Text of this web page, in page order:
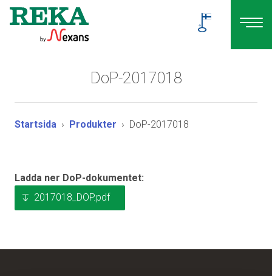
DoP-2017018
Startsida Produkter DoP-2017018
Ladda ner DoP-dokumentet:
2017018_DOP.pdf